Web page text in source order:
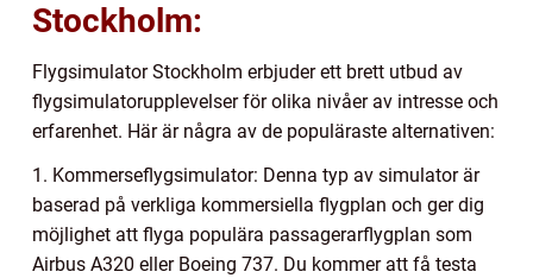
Stockholm:
Flygsimulator Stockholm erbjuder ett brett utbud av
flygsimulatorupplevelser för olika nivåer av intresse och
erfarenhet. Här är några av de populäraste alternativen:
1. Kommerseflygsimulator: Denna typ av simulator är
baserad på verkliga kommersiella flygplan och ger dig
möjlighet att flyga populära passagerarflygplan som
Airbus A320 eller Boeing 737. Du kommer att få testa